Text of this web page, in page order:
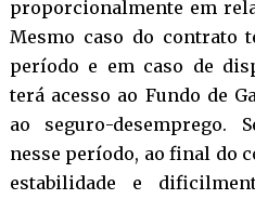
proporcionalmente em
Mesmo caso do contrato
período e em caso de
terá acesso ao Fundo de
ao seguro-desemprego.
nesse período, ao final do
estabilidade e